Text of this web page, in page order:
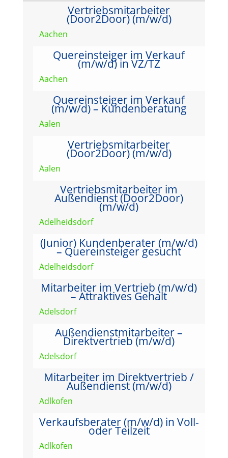
Vertriebsmitarbeiter
(Door2Door) (m/w/d)
Aachen
Quereinsteiger im Verkauf
(m/w/d) in VZ/TZ
Aachen
Quereinsteiger im Verkauf
(m/w/d) – Kundenberatung
Aalen
Vertriebsmitarbeiter
(Door2Door) (m/w/d)
Aalen
Vertriebsmitarbeiter im
Außendienst (Door2Door)
(m/w/d)
Adelheidsdorf
(Junior) Kundenberater (m/w/d)
– Quereinsteiger gesucht
Adelheidsdorf
Mitarbeiter im Vertrieb (m/w/d)
– Attraktives Gehalt
Adelsdorf
Außendienstmitarbeiter –
Direktvertrieb (m/w/d)
Adelsdorf
Mitarbeiter im Direktvertrieb /
Außendienst (m/w/d)
Adlkofen
Verkaufsberater (m/w/d) in Voll-
oder Teilzeit
Adlkofen